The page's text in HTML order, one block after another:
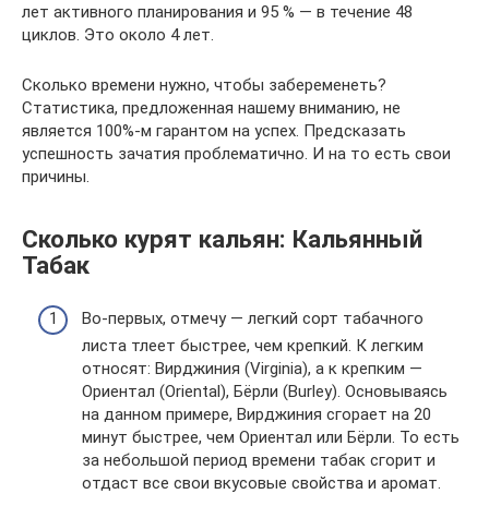
лет активного планирования и 95 % — в течение 48
циклов. Это около 4 лет.
Сколько времени нужно, чтобы забеременеть?
Статистика, предложенная нашему вниманию, не
является 100%-м гарантом на успех. Предсказать
успешность зачатия проблематично. И на то есть свои
причины.
Сколько курят кальян: Кальянный
Табак
Во-первых, отмечу — легкий сорт табачного
листа тлеет быстрее, чем крепкий. К легким
относят: Вирджиния (Virginia), а к крепким —
Ориентал (Oriental), Бёрли (Burley). Основываясь
на данном примере, Вирджиния сгорает на 20
минут быстрее, чем Ориентал или Бёрли. То есть
за небольшой период времени табак сгорит и
отдаст все свои вкусовые свойства и аромат.